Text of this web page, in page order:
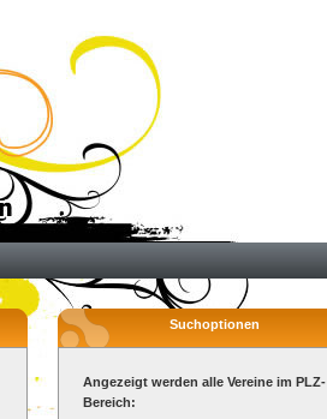
Suchoptionen
Angezeigt werden alle Vereine im PLZ-
Bereich: